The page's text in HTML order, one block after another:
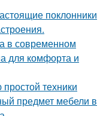
поклонники
в современном
для комфорта и
техники
предмет мебели в